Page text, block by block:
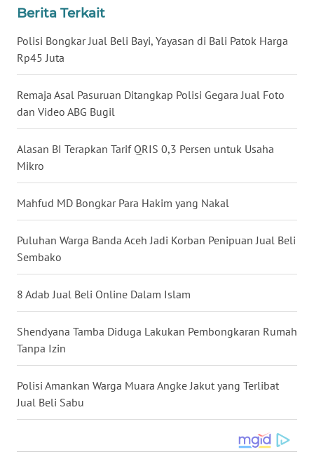
Berita Terkait
Polisi Bongkar Jual Beli Bayi, Yayasan di Bali Patok Harga
Rp45 Juta
Remaja Asal Pasuruan Ditangkap Polisi Gegara Jual Foto
dan Video ABG Bugil
Alasan BI Terapkan Tarif QRIS 0,3 Persen untuk Usaha
Mikro
Mahfud MD Bongkar Para Hakim yang Nakal
Puluhan Warga Banda Aceh Jadi Korban Penipuan Jual Beli
Sembako
8 Adab Jual Beli Online Dalam Islam
Shendyana Tamba Diduga Lakukan Pembongkaran Rumah
Tanpa Izin
Polisi Amankan Warga Muara Angke Jakut yang Terlibat
Jual Beli Sabu
WN
BABEL
WN
LAMPUNG
JATENG
WN
NUSANTARA
WN
JOGJA
JATIM